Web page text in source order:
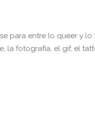
para entre lo queer y lo
la fotografía, el gif, el